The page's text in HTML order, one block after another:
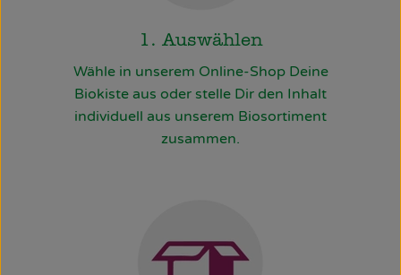
1. Auswählen
Wähle in unserem Online-Shop Deine
Biokiste aus oder stelle Dir den Inhalt
individuell aus unserem Biosortiment
zusammen.